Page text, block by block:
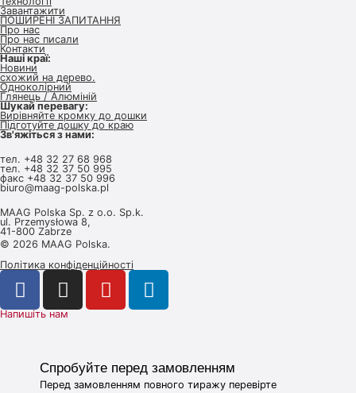
Завантажити
ПОШИРЕНІ ЗАПИТАННЯ
Про нас
Про нас писали
Контакти
Наші краї:
Новини
схожий на дерево.
Одноколірний
Глянець / Алюміній
Шукай перевагу:
Вирівняйте кромку до дошки
Підготуйте дошку до краю
Зв'яжіться з нами:
тел. +48 32 27 68 968
тел. +48 32 37 50 995
факс +48 32 37 50 996
biuro@maag-polska.pl
MAAG Polska Sp. z o.o. Sp.k.
ul. Przemysłowa 8,
41-800 Zabrze
© 2026 MAAG Polska.
Політика конфіденційності
Напишіть нам
Спробуйте перед замовленням
Перед замовленням повного тиражу перевірте